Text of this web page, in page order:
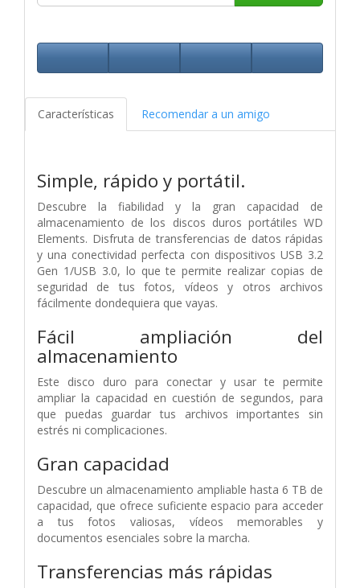
Características Recomendar a un amigo
Simple, rápido y portátil.
Descubre la fiabilidad y la gran capacidad de
almacenamiento de los discos duros portátiles WD
Elements. Disfruta de transferencias de datos rápidas
y una conectividad perfecta con dispositivos USB 3.2
Gen 1/USB 3.0, lo que te permite realizar copias de
seguridad de tus fotos, vídeos y otros archivos
fácilmente dondequiera que vayas.
Fácil ampliación del
almacenamiento
Este disco duro para conectar y usar te permite
ampliar la capacidad en cuestión de segundos, para
que puedas guardar tus archivos importantes sin
estrés ni complicaciones.
Gran capacidad
Descubre un almacenamiento ampliable hasta 6 TB de
capacidad, que ofrece suficiente espacio para acceder
a tus fotos valiosas, vídeos memorables y
documentos esenciales sobre la marcha.
Transferencias más rápidas